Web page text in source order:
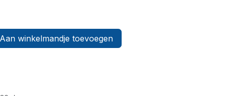
Aan winkelmandje toevoegen